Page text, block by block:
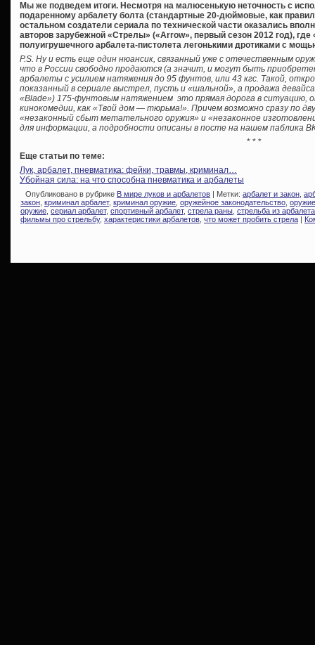
Мы же подведем итоги. Несмотря на малюсенькую неточность с
подаренному арбалету болта (стандартные 20-дюймовые, как
остальном создатели сериала по технической части оказались
авторов зарубежной «Стрелы» («Arrow», первый сезон 2012 год), где
полуигрушечного арбалета-пистолета легонькими дротиками с
P.S. Ну и есть еще один нюансик, связанный уже с отечественным
что в России свободно продаются (а значит, и могут быть
арбалеты с усилием натяжения до 95 фунтов, или 43 кгс. Такой,
показанный в сериале выстрел, пусть и «шальной», а продажа
«Blade») 175-фунтовым натяжением это прямая дорога в ситуацию,
кинокомедии, как «Твой дом — тюрьма!». Причем возможно сразу по
«незаконный сбыт метательного оружия» и «незаконное
для информации, а подробности описаны в посте на нашем паблика
* * *
Еще статьи по теме:
Лук, арбалет, пневматика: фейки, травмы, криминал…
Убойная сила: на что способна пневматика и арбалеты
Опубликовано в рубрике В мире луков и арбалетов | Метки: арбалет и закон,
закон, криминал арбалет, криминал оружие, оружейное законодательство,
оружие, сериал арбалет, спортивный арбалет, стрела раны, стрельба из арбалета
фильмы про стрельбу, характеристики арбалетов, что может пробить стрела